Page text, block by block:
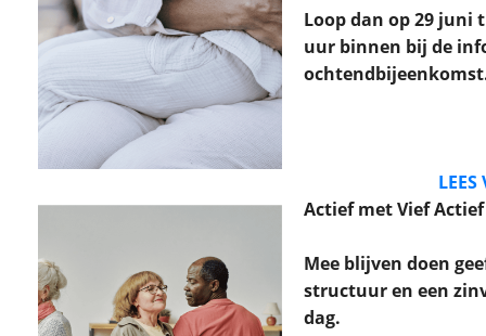
Loop dan op 29 juni
uur binnen bij de
LEES
Actief met Vief Actief
Mee blijven doen
structuur en een
dag.